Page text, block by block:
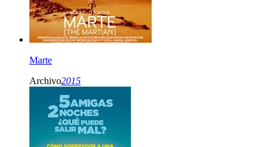
Marte
Archivo2015